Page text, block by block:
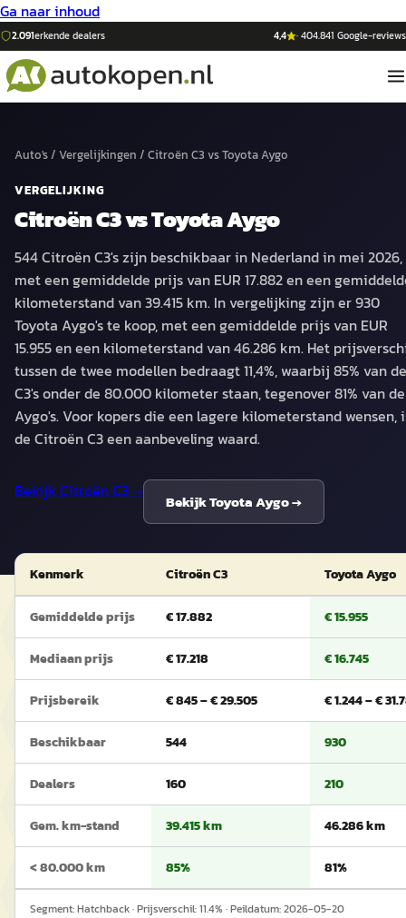
Ga naar inhoud
2.091erkende dealers 4,4 ·404.841 Google-reviews
Auto's/ Vergelijkingen / Citroën C3 vsToyota Aygo
VERGELIJKING
Citroën C3vsToyota Aygo
544 Citroën C3's zijn beschikbaar in Nederland in mei 2026,
met een gemiddelde prijs van EUR 17.882 en een
kilometerstand van 39.415 km. In vergelijking zijn er 930
Toyota Aygo's te koop, met een gemiddelde prijs van EUR
15.955 en een kilometerstand van 46.286 km. Het
tussen de twee modellen bedraagt 11,4%, waarbij 85% van de
C3's onder de 80.000 kilometer staan, tegenover 81% van de
Aygo's. Voor kopers die een lagere kilometerstand wensen,
de Citroën C3 een aanbeveling waard.
Bekijk Citroën C3→
BekijkToyota Aygo→
Kenmerk Citroën C3 Toyota Aygo
Gemiddelde prijs € 17.882 € 15.955
Mediaan prijs € 17.218 € 16.745
Prijsbereik € 845 – € 29.505 € 1.244 – €
Beschikbaar 544 930
Dealers 160 210
Gem. km-stand 39.415 km 46.286 km
< 80.000 km 85% 81%
Segment:Hatchback· Prijsverschil:11.4% · Peildatum:2026-05-20